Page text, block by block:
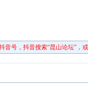
音号，抖音搜索“昆山论坛”，